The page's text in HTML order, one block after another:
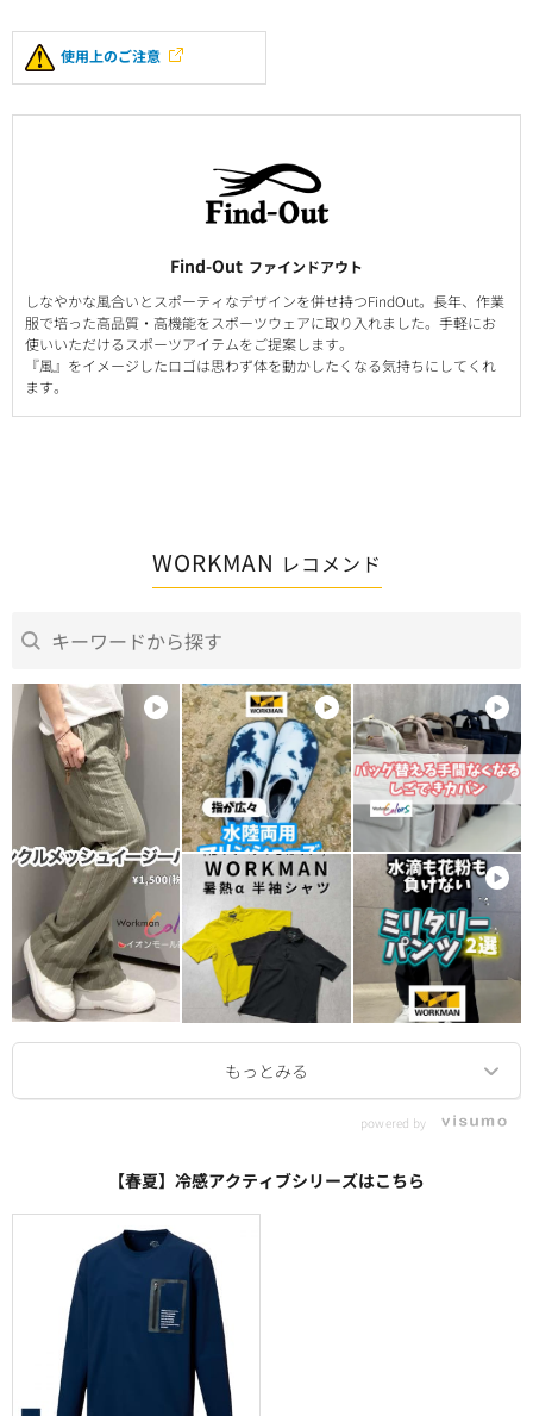
使用上のご注意
Find-Out ファインドアウト
しなやかな風合いとスポーティなデザインを併せ持つFindOut。長年、作業
服で培った高品質・高機能をスポーツウェアに取り入れました。手軽にお
使いいただけるスポーツアイテムをご提案します。
『風』をイメージしたロゴは思わず体を動かしたくなる気持ちにしてくれ
ます。
WORKMAN レコメンド
powered by
【春夏】冷感アクティブシリーズはこちら